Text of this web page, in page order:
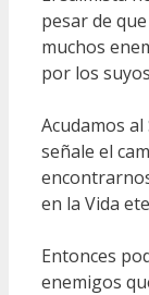
pesar de
muchos
por los
Acudamos
señale el
en la Vida
Entonces
enemigos